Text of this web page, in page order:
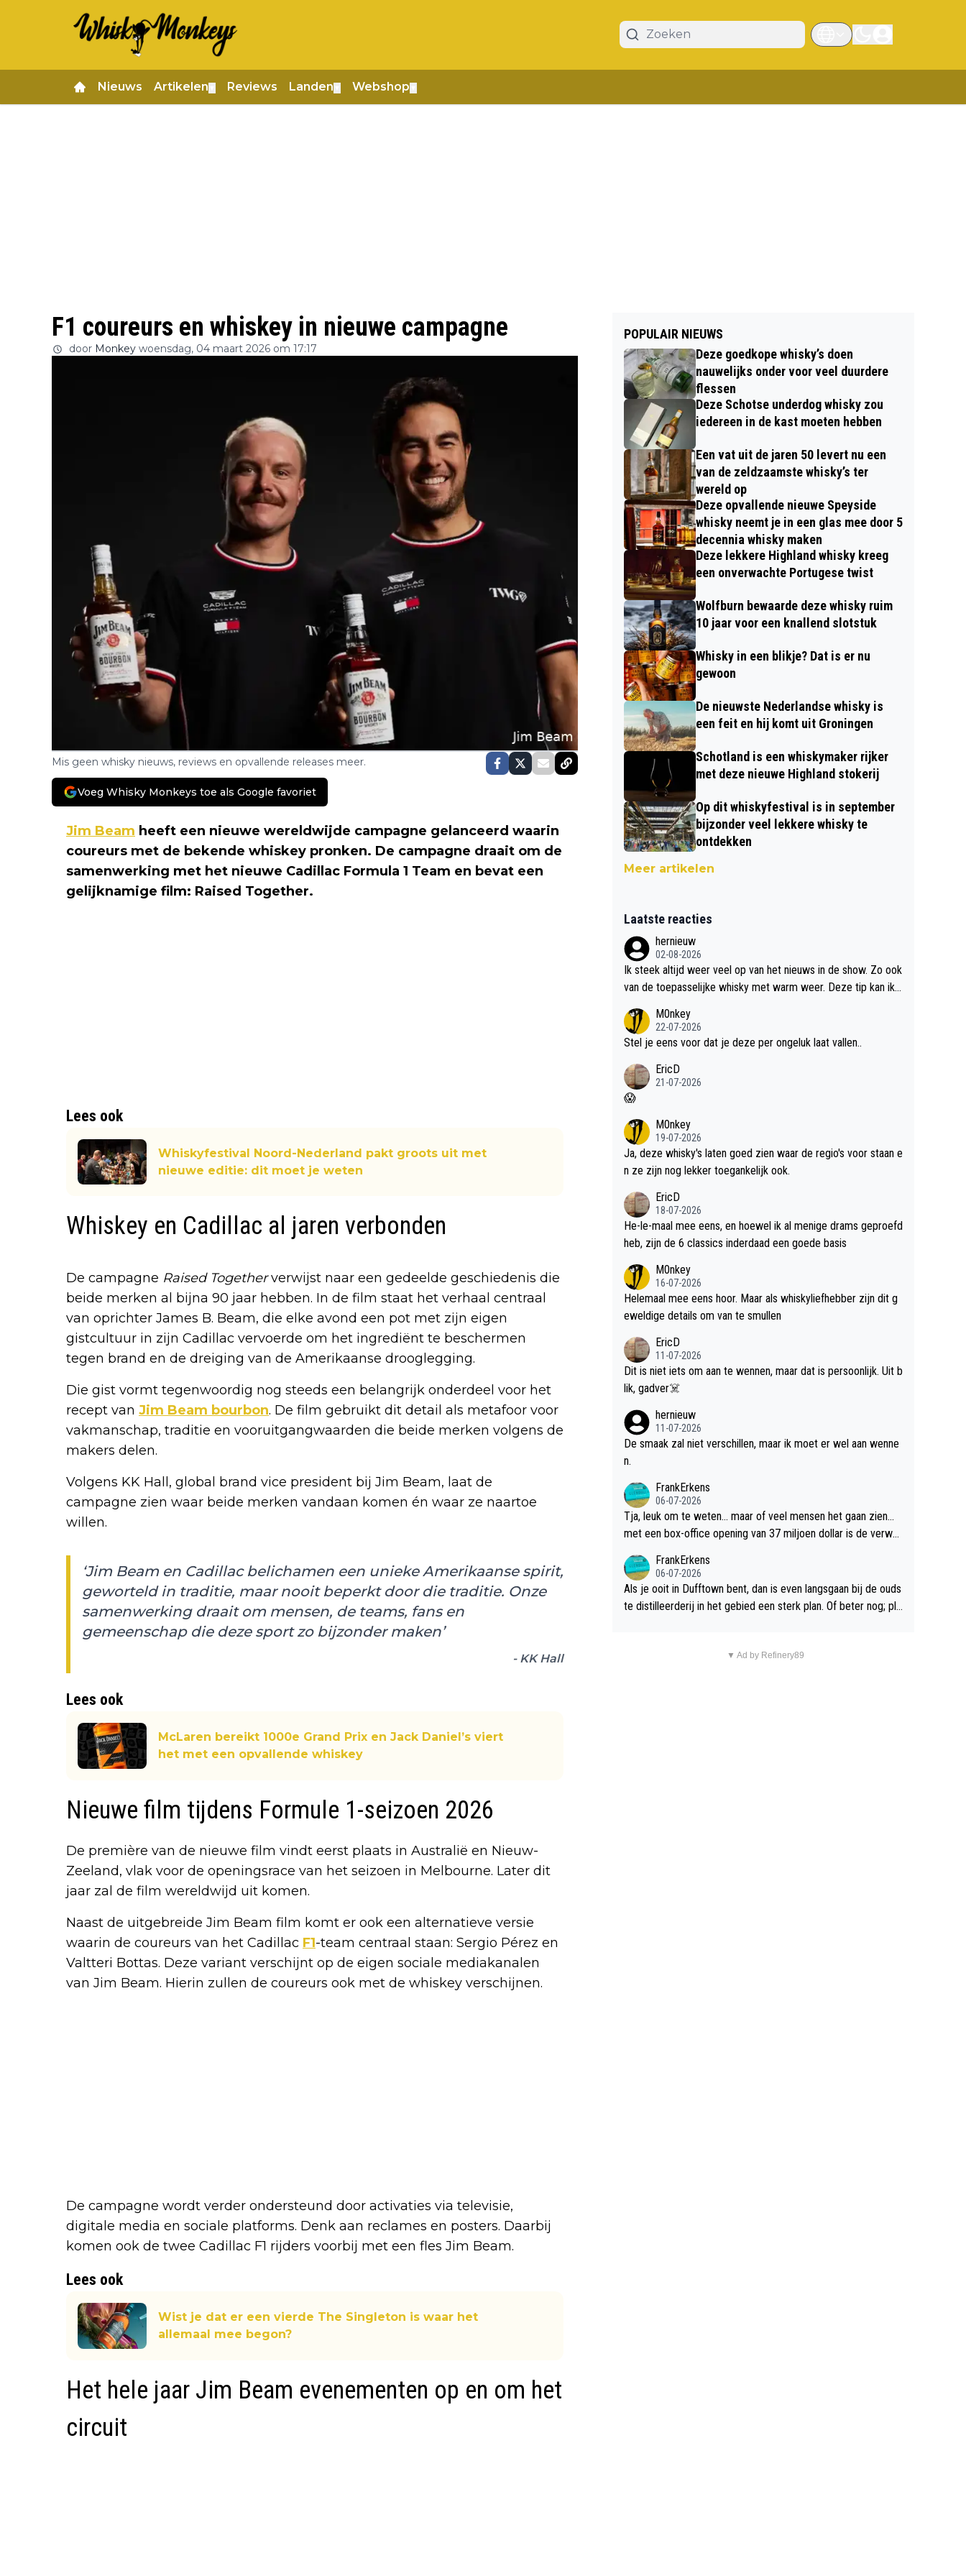
Nieuws Artikelen Reviews Landen Webshop
F1 coureurs en whiskey in nieuwe campagne
door Monkey woensdag, 04 maart 2026 om 17:17
Mis geen whisky nieuws, reviews en opvallende releases meer.
Voeg Whisky Monkeys toe als Google favoriet
Jim Beam heeft een nieuwe wereldwijde campagne gelanceerd waarin
coureurs met de bekende whiskey pronken. De campagne draait om de
samenwerking met het nieuwe Cadillac Formula 1 Team en bevat een
gelijknamige film: Raised Together.
Lees ook
Whiskyfestival Noord-Nederland pakt groots uit met
nieuwe editie: dit moet je weten
Whiskey en Cadillac al jaren verbonden
De campagne Raised Togetherverwijst naar een gedeelde geschiedenis die
beide merken al bijna 90 jaar hebben. In de film staat het verhaal centraal
van oprichter James B. Beam, die elke avond een pot met zijn eigen
gistcultuur in zijn Cadillac vervoerde om het ingrediënt te beschermen
tegen brand en de dreiging van de Amerikaanse drooglegging.
Die gist vormt tegenwoordig nog steeds een belangrijk onderdeel voor het
recept van Jim Beam bourbon. De film gebruikt dit detail als metafoor voor
vakmanschap, traditie en vooruitgangwaarden die beide merken volgens de
makers delen.
Volgens KK Hall, global brand vice president bij Jim Beam, laat de
campagne zien waar beide merken vandaan komen én waar ze naartoe
willen.
‘Jim Beam en Cadillac belichamen een unieke Amerikaanse spirit,
geworteld in traditie, maar nooit beperkt door die traditie. Onze
samenwerking draait om mensen, de teams, fans en
gemeenschap die deze sport zo bijzonder maken’
- KK Hall
Lees ook
McLaren bereikt 1000e Grand Prix en Jack Daniel’s viert
het met een opvallende whiskey
Nieuwe film tijdens Formule 1-seizoen 2026
De première van de nieuwe film vindt eerst plaats in Australië en Nieuw-
Zeeland, vlak voor de openingsrace van het seizoen in Melbourne. Later dit
jaar zal de film wereldwijd uit komen.
Naast de uitgebreide Jim Beam film komt er ook een alternatieve versie
waarin de coureurs van het Cadillac F1-team centraal staan: Sergio Pérez en
Valtteri Bottas. Deze variant verschijnt op de eigen sociale mediakanalen
van Jim Beam. Hierin zullen de coureurs ook met de whiskey verschijnen.
De campagne wordt verder ondersteund door activaties via televisie,
digitale media en sociale platforms. Denk aan reclames en posters. Daarbij
komen ook de twee Cadillac F1 rijders voorbij met een fles Jim Beam.
Lees ook
Wist je dat er een vierde The Singleton is waar het
allemaal mee begon?
Het hele jaar Jim Beam evenementen op en om het
circuit
POPULAIR NIEUWS
Deze goedkope whisky’s doen
nauwelijks onder voor veel duurdere
flessen
Deze Schotse underdog whisky zou
iedereen in de kast moeten hebben
Een vat uit de jaren 50 levert nu een
van de zeldzaamste whisky’s ter
wereld op
Deze opvallende nieuwe Speyside
whisky neemt je in een glas mee door 5
decennia whisky maken
Deze lekkere Highland whisky kreeg
een onverwachte Portugese twist
Wolfburn bewaarde deze whisky ruim
10 jaar voor een knallend slotstuk
Whisky in een blikje? Dat is er nu
gewoon
De nieuwste Nederlandse whisky is
een feit en hij komt uit Groningen
Schotland is een whiskymaker rijker
met deze nieuwe Highland stokerij
Op dit whiskyfestival is in september
bijzonder veel lekkere whisky te
ontdekken
Meer artikelen
Laatste reacties
hernieuw
02-08-2026
Ik steek altijd weer veel op van het nieuws in de show. Zo ook
van de toepasselijke whisky met warm weer. Deze tip kan ik
M0nkey
22-07-2026
Stel je eens voor dat je deze per ongeluk laat vallen..
EricD
21-07-2026
😱
M0nkey
19-07-2026
Ja, deze whisky's laten goed zien waar de regio's voor staan e
n ze zijn nog lekker toegankelijk ook.
EricD
18-07-2026
He-le-maal mee eens, en hoewel ik al menige drams geproefd
heb, zijn de 6 classics inderdaad een goede basis
M0nkey
16-07-2026
Helemaal mee eens hoor. Maar als whiskyliefhebber zijn dit g
eweldige details om van te smullen
EricD
11-07-2026
Dit is niet iets om aan te wennen, maar dat is persoonlijk. Uit b
lik, gadver☠️
hernieuw
11-07-2026
De smaak zal niet verschillen, maar ik moet er wel aan wenne
n.
FrankErkens
06-07-2026
Tja, leuk om te weten... maar of veel mensen het gaan zien...
met een box-office opening van 37 miljoen dollar is de verwa
FrankErkens
06-07-2026
Als je ooit in Dufftown bent, dan is even langsgaan bij de ouds
te distilleerderij in het gebied een sterk plan. Of beter nog; pla
▼ Ad by Refinery89